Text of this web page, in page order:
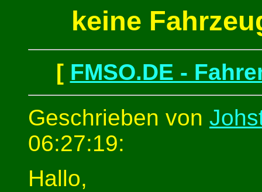
keine
[ FMSO.DE -
Geschrieben von
06:27:19:
Hallo,